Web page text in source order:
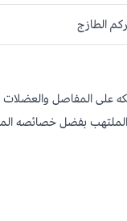
الطازج
المفاصل والعضلات
بفضل خصائصه